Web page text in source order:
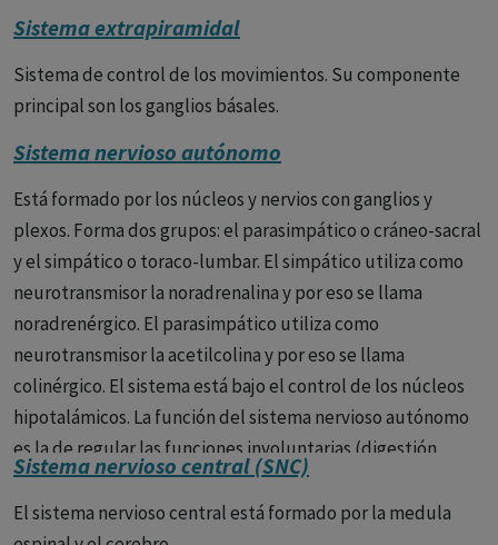
Sistema extrapiramidal
Sistema de control de los movimientos. Su componente
principal son los ganglios básales.
Sistema nervioso autónomo
Está formado por los núcleos y nervios con ganglios y
plexos. Forma dos grupos: el parasimpático o cráneo-sacral
y el simpático o toraco-lumbar. El simpático utiliza como
neurotransmisor la noradrenalina y por eso se llama
noradrenérgico. El parasimpático utiliza como
neurotransmisor la acetilcolina y por eso se llama
colinérgico. El sistema está bajo el control de los núcleos
hipotalámicos. La función del sistema nervioso autónomo
es la de regular las funciones involuntarias (digestión,
funciones cardiovasculares, respiración, temperatura
corporal, química de la sangre).
Sistema nervioso central (SNC)
El sistema nervioso central está formado por la medula